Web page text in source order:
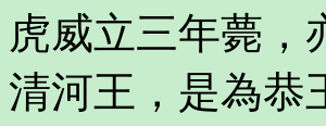
虎威立三年薨，
清河王，是為恭